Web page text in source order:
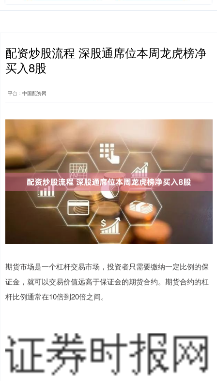
配资炒股流程 深股通席位本周龙虎榜净
买入8股
平台：中国配资网
期货市场是一个杠杆交易市场，投资者只需要缴纳一定比例的保
证金，就可以交易价值远高于保证金的期货合约。期货合约的杠
杆比例通常在10倍到20倍之间。